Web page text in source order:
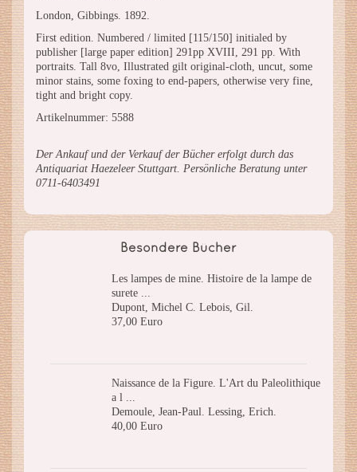
London, Gibbings. 1892.
First edition. Numbered / limited [115/150] initialed by
publisher [large paper edition] 291pp XVIII, 291 pp. With
portraits. Tall 8vo, Illustrated gilt original-cloth, uncut, some
minor stains, some foxing to end-papers, otherwise very fine,
tight and bright copy.
Artikelnummer: 5588
Der Ankauf und der Verkauf der Bücher erfolgt durch das
Antiquariat Haezeleer Stuttgart. Persönliche Beratung unter
0711-6403491
Besondere Bücher
Les lampes de mine. Histoire de la lampe de
surete ...
Dupont, Michel C. Lebois, Gil.
37,00 Euro
Naissance de la Figure. L'Art du Paleolithique
a l ...
Demoule, Jean-Paul. Lessing, Erich.
40,00 Euro